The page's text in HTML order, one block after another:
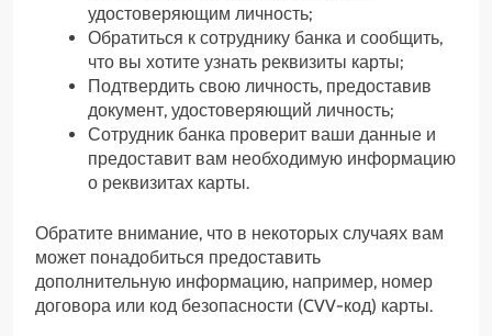
удостоверяющим личность;
Обратиться к сотруднику банка и сообщить,
что вы хотите узнать реквизиты карты;
Подтвердить свою личность, предоставив
документ, удостоверяющий личность;
Сотрудник банка проверит ваши данные и
предоставит вам необходимую информацию
о реквизитах карты.
Обратите внимание, что в некоторых случаях вам
может понадобиться предоставить
дополнительную информацию, например, номер
договора или код безопасности (CVV-код) карты.